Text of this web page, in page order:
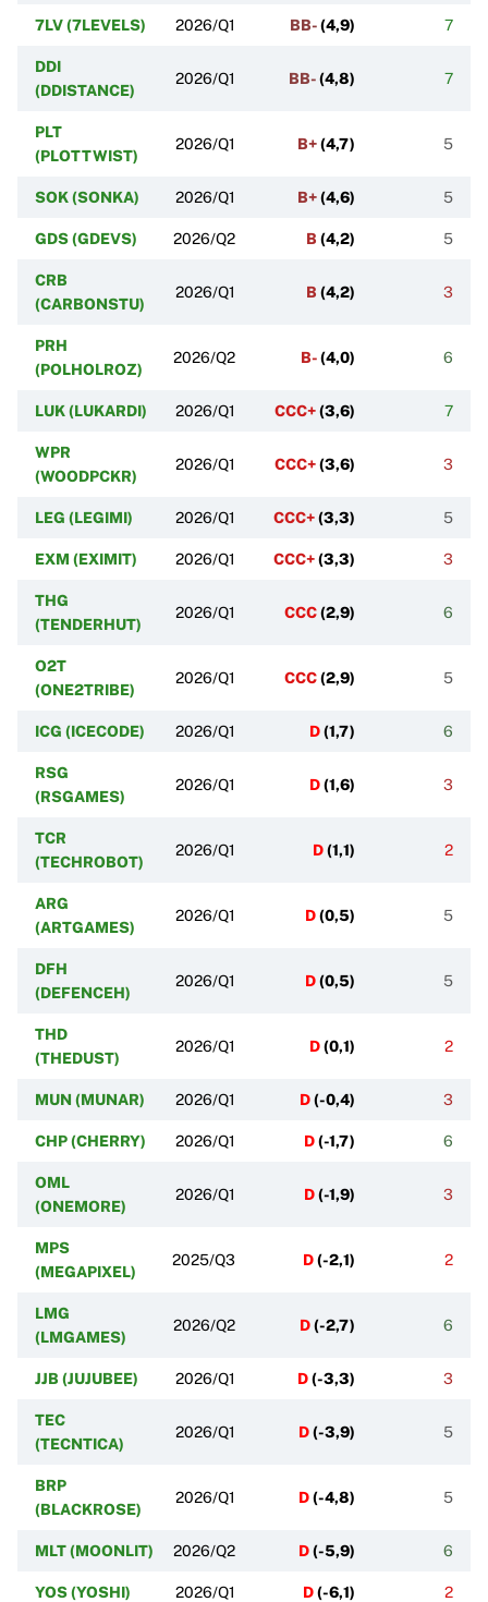
7LV (7LEVELS) 2026/Q1 BB-(4,9) 7
DDI
(DDISTANCE)
2026/Q1 BB-(4,8) 7
PLT
(PLOTTWIST)
2026/Q1 B+(4,7) 5
SOK (SONKA) 2026/Q1 B+(4,6) 5
GDS (GDEVS) 2026/Q2 B (4,2) 5
CRB
(CARBONSTU)
2026/Q1 B (4,2) 3
PRH
(POLHOLROZ)
2026/Q2 B-(4,0) 6
LUK (LUKARDI) 2026/Q1 CCC+(3,6) 7
WPR
(WOODPCKR)
2026/Q1 CCC+(3,6) 3
LEG (LEGIMI) 2026/Q1 CCC+(3,3) 5
EXM (EXIMIT) 2026/Q1 CCC+(3,3) 3
THG
(TENDERHUT)
2026/Q1 CCC(2,9) 6
O2T
(ONE2TRIBE)
2026/Q1 CCC(2,9) 5
ICG (ICECODE) 2026/Q1 D(1,7) 6
RSG
(RSGAMES)
2026/Q1 D(1,6) 3
TCR
(TECHROBOT)
2026/Q1 D(1,1) 2
ARG
(ARTGAMES)
2026/Q1 D(0,5) 5
DFH
(DEFENCEH)
2026/Q1 D(0,5) 5
THD
(THEDUST)
2026/Q1 D(0,1) 2
MUN (MUNAR) 2026/Q1 D(-0,4) 3
CHP (CHERRY) 2026/Q1 D(-1,7) 6
OML
(ONEMORE)
2026/Q1 D(-1,9) 3
MPS
(MEGAPIXEL)
2025/Q3 D(-2,1) 2
LMG
(LMGAMES)
2026/Q2 D(-2,7) 6
JJB (JUJUBEE) 2026/Q1 D(-3,3) 3
TEC
(TECNTICA)
2026/Q1 D(-3,9) 5
BRP
(BLACKROSE)
2026/Q1 D(-4,8) 5
MLT (MOONLIT) 2026/Q2 D(-5,9) 6
YOS (YOSHI) 2026/Q1 D(-6,1) 2